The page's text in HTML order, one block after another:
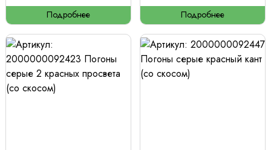
Подробнее Подробнее